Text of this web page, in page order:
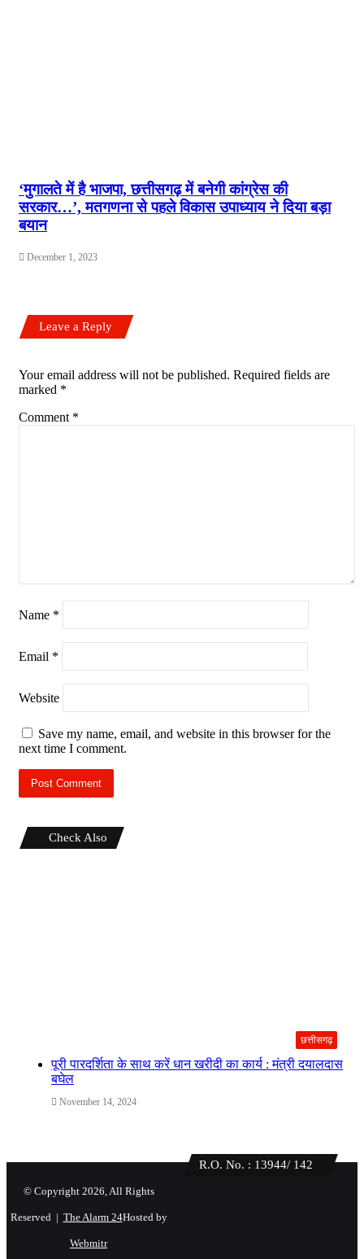
‘मुगालते में है भाजपा, छत्तीसगढ़ में बनेगी कांग्रेस की
सरकार…’, मतगणना से पहले विकास उपाध्याय ने दिया बड़ा
बयान
December 1, 2023
Leave a Reply
Your email address will not be published. Required fields are
marked *
Comment *
Name *
Email *
Website
Save my name, email, and website in this browser for the
next time I comment.
Check Also
छत्तीसगढ़
पूरी पारदर्शिता के साथ करें धान खरीदी का कार्य : मंत्री दयालदास
बघेल
November 14, 2024
R.O. No. : 13944/ 142
© Copyright 2026, All Rights
Reserved | The Alarm 24Hosted by
Webmitr